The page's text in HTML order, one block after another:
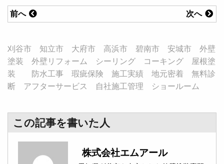
次へ
前へ
刈谷市 知立市 大府市 高浜市 碧南市 安城市 外壁
塗装 外壁リフォーム シーリング コーキング 屋根塗
装 防水工事 瑕疵保険 施工実績 地元密着 無料診
断 アフターサービス 自社施工管理 ショールーム
この記事を書いた人
株式会社エムアール